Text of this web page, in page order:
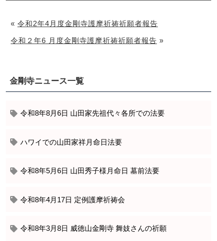
« 令和2年4月度金剛寺護摩祈祷祈願者報告
令和２年6 月度金剛寺護摩祈祷祈願者報告 »
金剛寺ニュース一覧
令和8年8月6日 山田家先祖代々各所での法要
ハワイでの山田家祥月命日法要
令和8年5月6日 山田秀子様月命日 墓前法要
令和8年4月17日 定例護摩祈祷会
令和8年3月8日 威徳山金剛寺 舞妓さんの祈願